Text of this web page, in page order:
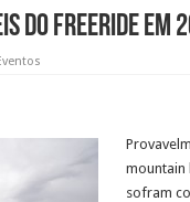
do Freeride em
mountain
sofram